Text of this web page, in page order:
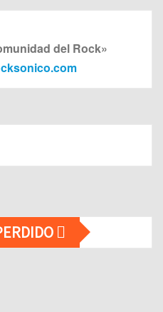
del Rock»